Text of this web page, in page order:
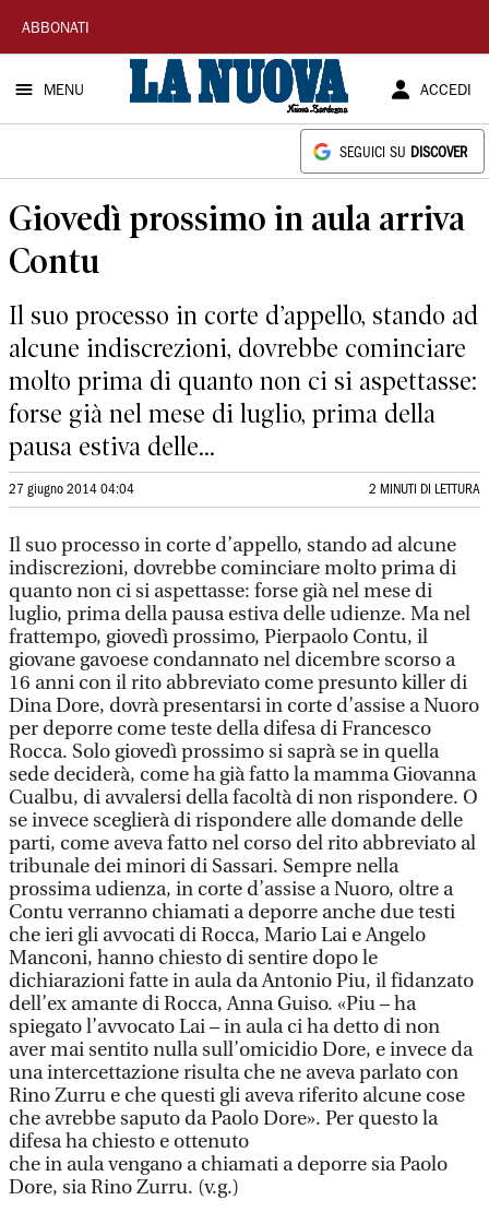
La
Nuova
Sardegna
ABBONATI
MENU ACCEDI
SEGUICI SU DISCOVER
Giovedì prossimo in aula arriva
Contu
Il suo processo in corte d’appello, stando ad
alcune indiscrezioni, dovrebbe cominciare
molto prima di quanto non ci si aspettasse:
forse già nel mese di luglio, prima della
pausa estiva delle...
27 giugno 2014 04:04 2 MINUTI DI LETTURA
Il suo processo in corte d’appello, stando ad alcune
indiscrezioni, dovrebbe cominciare molto prima di
quanto non ci si aspettasse: forse già nel mese di
luglio, prima della pausa estiva delle udienze. Ma nel
frattempo, giovedì prossimo, Pierpaolo Contu, il
giovane gavoese condannato nel dicembre scorso a
16 anni con il rito abbreviato come presunto killer di
Dina Dore, dovrà presentarsi in corte d’assise a Nuoro
per deporre come teste della difesa di Francesco
Rocca. Solo giovedì prossimo si saprà se in quella
sede deciderà, come ha già fatto la mamma Giovanna
Cualbu, di avvalersi della facoltà di non rispondere. O
se invece sceglierà di rispondere alle domande delle
parti, come aveva fatto nel corso del rito abbreviato al
tribunale dei minori di Sassari. Sempre nella
prossima udienza, in corte d’assise a Nuoro, oltre a
Contu verranno chiamati a deporre anche due testi
che ieri gli avvocati di Rocca, Mario Lai e Angelo
Manconi, hanno chiesto di sentire dopo le
dichiarazioni fatte in aula da Antonio Piu, il fidanzato
dell’ex amante di Rocca, Anna Guiso. «Piu – ha
spiegato l’avvocato Lai – in aula ci ha detto di non
aver mai sentito nulla sull’omicidio Dore, e invece da
una intercettazione risulta che ne aveva parlato con
Rino Zurru e che questi gli aveva riferito alcune cose
che avrebbe saputo da Paolo Dore». Per questo la
difesa ha chiesto e ottenuto
che in aula vengano a chiamati a deporre sia Paolo
Dore, sia Rino Zurru. (v.g.)